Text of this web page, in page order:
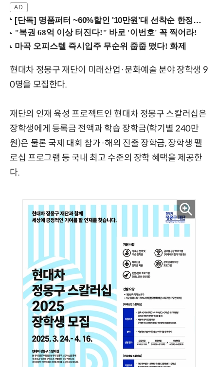
[단독] 명품퍼터 ~60%할인 '10만원'대 선착순 한정판매!
현대차 정몽구 재단이 미래산업·문화예술 분야 장학생 9
0명을 모집한다.
재단의 인재 육성 프로젝트인 현대차 정몽구 스칼러십은
장학생에게 등록금 전액과 학습 장학금(학기별 240만
원)은 물론 국제 대회 참가·해외 진출 장학금, 장학생 펠
로십 프로그램 등 국내 최고 수준의 장학 혜택을 제공한
다.